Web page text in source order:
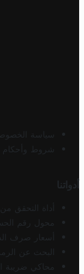
سياسة
شروط وأحكام
أدواتنا
أداة التحقق
محول رقم
أسعار صرف
البحث عن
محاكي ضريبة